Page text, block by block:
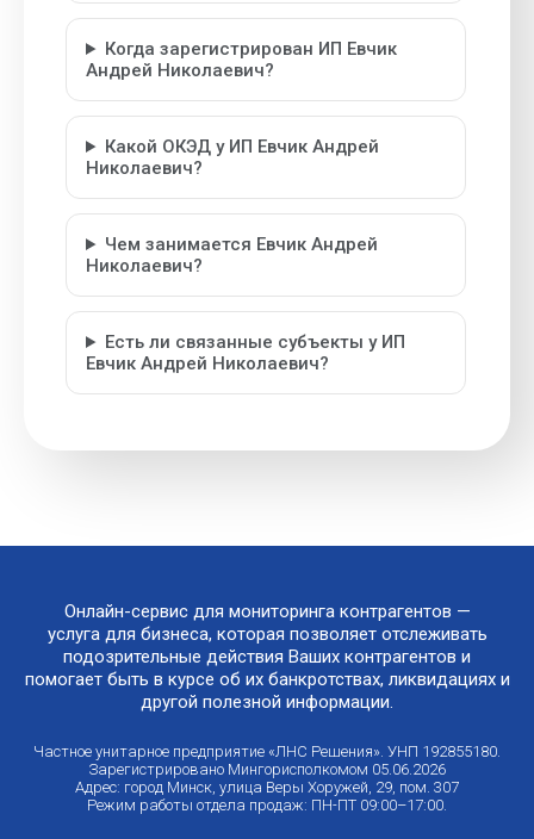
Когда зарегистрирован ИП Евчик
Андрей Николаевич?
Какой ОКЭД у ИП Евчик Андрей
Николаевич?
Чем занимается Евчик Андрей
Николаевич?
Есть ли связанные субъекты у ИП
Евчик Андрей Николаевич?
Онлайн-сервис для мониторинга контрагентов —
услуга для бизнеса, которая позволяет отслеживать
подозрительные действия Ваших контрагентов и
помогает быть в курсе об их банкротствах, ликвидациях и
другой полезной информации.
Частное унитарное предприятие «ЛНС Решения». УНП 192855180.
Зарегистрировано Мингорисполкомом 05.06.2026
Адрес: город Минск, улица Веры Хоружей, 29, пом. 307
Режим работы отдела продаж: ПН-ПТ 09:00–17:00.